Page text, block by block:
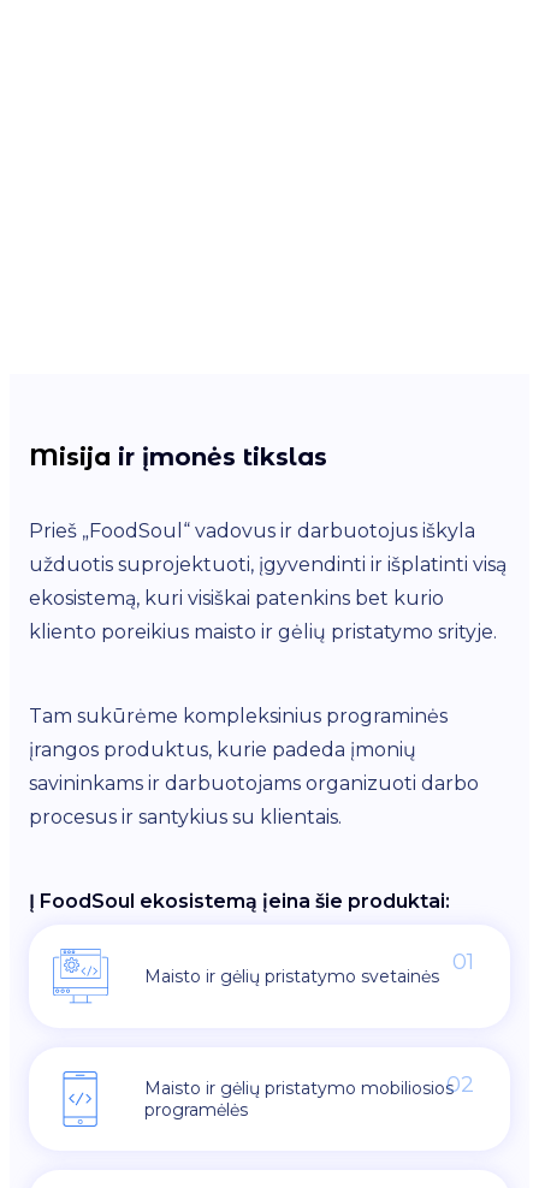
Misija ir įmonės tikslas
Prieš „FoodSoul“ vadovus ir darbuotojus iškyla
užduotis suprojektuoti, įgyvendinti ir išplatinti visą
ekosistemą, kuri visiškai patenkins bet kurio
kliento poreikius maisto ir gėlių pristatymo srityje.
Tam sukūrėme kompleksinius programinės
įrangos produktus, kurie padeda įmonių
savininkams ir darbuotojams organizuoti darbo
procesus ir santykius su klientais.
Į FoodSoul ekosistemą įeina šie produktai:
01
Maisto ir gėlių pristatymo svetainės
02
Maisto ir gėlių pristatymo mobiliosios
programėlės